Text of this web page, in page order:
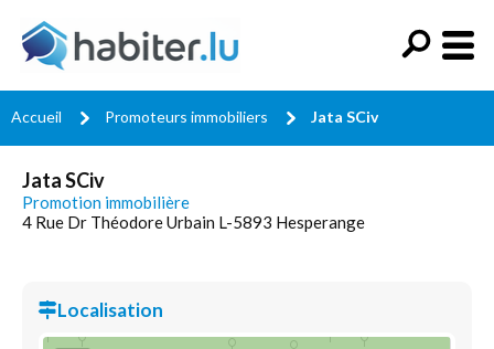
Accueil Promoteurs immobiliers Jata SCiv
Jata SCiv
Promotion immobilière
4 Rue Dr Théodore Urbain L-5893 Hesperange
Localisation